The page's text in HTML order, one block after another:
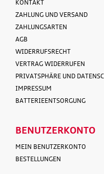
KONTAKT
ZAHLUNG UND VERSAND
ZAHLUNGSARTEN
AGB
WIDERRUFSRECHT
VERTRAG WIDERRUFEN
PRIVATSPHÄRE UND
IMPRESSUM
BATTERIEENTSORGUNG
BENUTZERKONTO
MEIN BENUTZERKONTO
BESTELLUNGEN